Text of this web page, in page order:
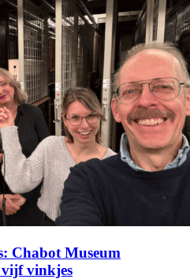
Chabot Museum
vinkjes